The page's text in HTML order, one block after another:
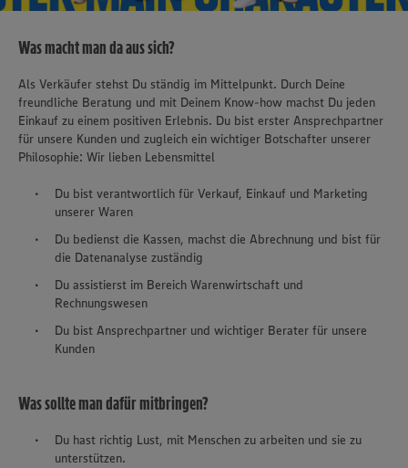
Was macht man da aus sich?
Als Verkäufer stehst Du ständig im Mittelpunkt. Durch Deine
freundliche Beratung und mit Deinem Know-how machst Du jeden
Einkauf zu einem positiven Erlebnis. Du bist erster Ansprechpartner
für unsere Kunden und zugleich ein wichtiger Botschafter unserer
Philosophie: Wir lieben Lebensmittel
Du bist verantwortlich für Verkauf, Einkauf und Marketing
unserer Waren
Du bedienst die Kassen, machst die Abrechnung und bist für
die Datenanalyse zuständig
Du assistierst im Bereich Warenwirtschaft und
Rechnungswesen
Du bist Ansprechpartner und wichtiger Berater für unsere
Kunden
Was sollte man dafür mitbringen?
Du hast richtig Lust, mit Menschen zu arbeiten und sie zu
unterstützen.